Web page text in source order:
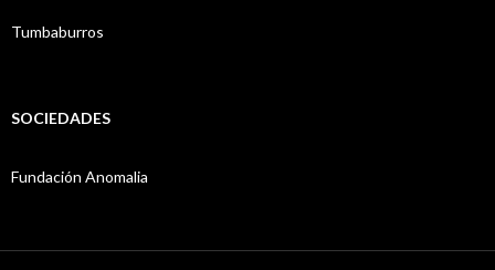
Tumbaburros
SOCIEDADES
Fundación Anomalia